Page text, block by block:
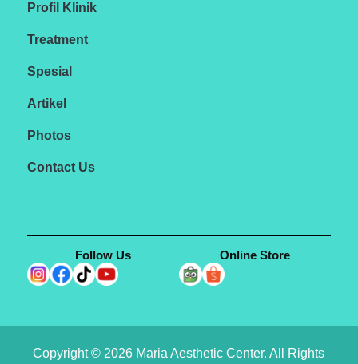
Profil Klinik
Treatment
Spesial
Artikel
Photos
Contact Us
Follow Us Online Store
Copyright © 2026 Maria Aesthetic Center. All Rights